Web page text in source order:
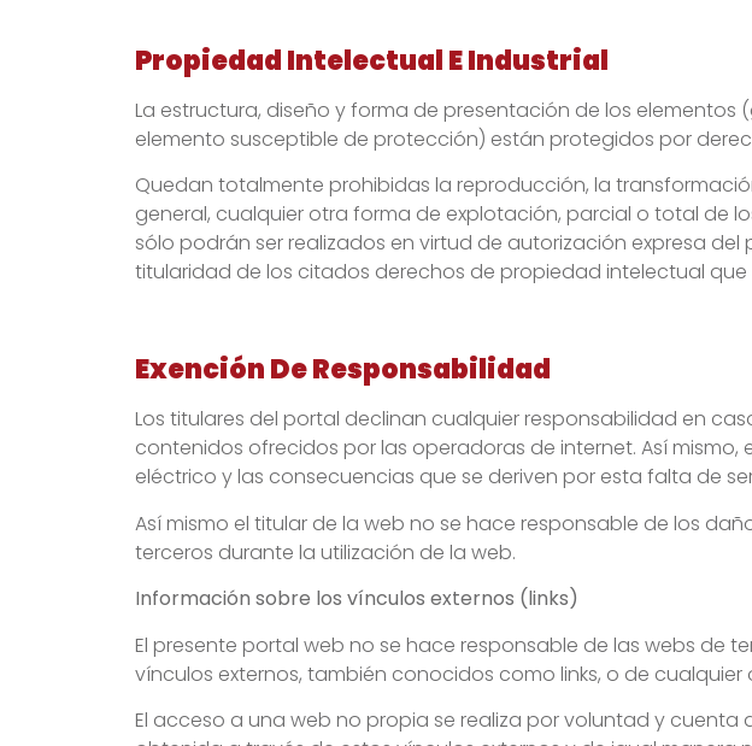
Propiedad Intelectual E Industrial
La estructura, diseño y forma de presentación de los
elemento susceptible de protección) están protegidos por
Quedan totalmente prohibidas la reproducción, la
general, cualquier otra forma de explotación, parcial o total de
sólo podrán ser realizados en virtud de autorización expresa
titularidad de los citados derechos de propiedad intelectual
Exención De Responsabilidad
Los titulares del portal declinan cualquier responsabilidad en
contenidos ofrecidos por las operadoras de internet. Así
eléctrico y las consecuencias que se deriven por esta falta de
Así mismo el titular de la web no se hace responsable de los
terceros durante la utilización de la web.
Información sobre los vínculos externos (links)
El presente portal web no se hace responsable de las webs de
vínculos externos, también conocidos como links, o de
El acceso a una web no propia se realiza por voluntad y